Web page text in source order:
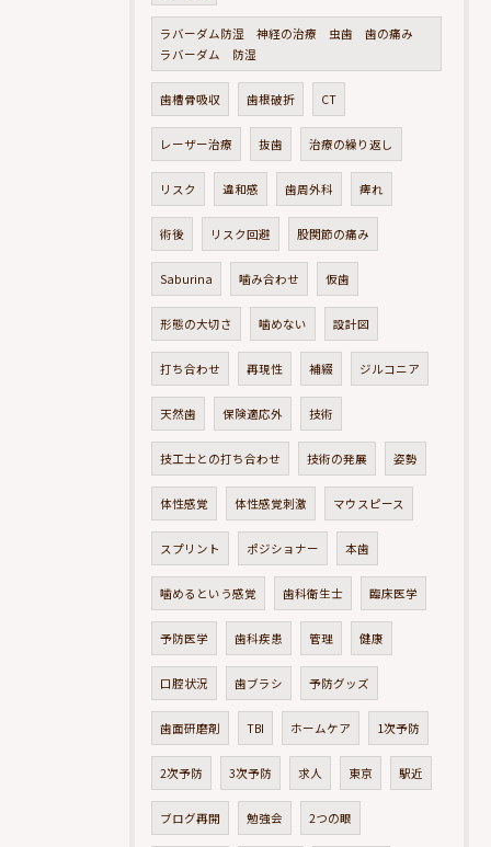
ラバーダム防湿 神経の治療 虫歯 歯の痛み
ラバーダム 防湿
歯槽骨吸収 歯根破折 CT
レーザー治療 抜歯 治療の繰り返し
リスク 違和感 歯周外科 痺れ
術後 リスク回避 股関節の痛み
Saburina 噛み合わせ 仮歯
形態の大切さ 噛めない 設計図
打ち合わせ 再現性 補綴 ジルコニア
天然歯 保険適応外 技術
技工士との打ち合わせ 技術の発展 姿勢
体性感覚 体性感覚刺激 マウスピース
スプリント ポジショナー 本歯
噛めるという感覚 歯科衛生士 臨床医学
予防医学 歯科疾患 管理 健康
口腔状況 歯ブラシ 予防グッズ
歯面研磨剤 TBI ホームケア 1次予防
2次予防 3次予防 求人 東京 駅近
ブログ再開 勉強会 2つの眼